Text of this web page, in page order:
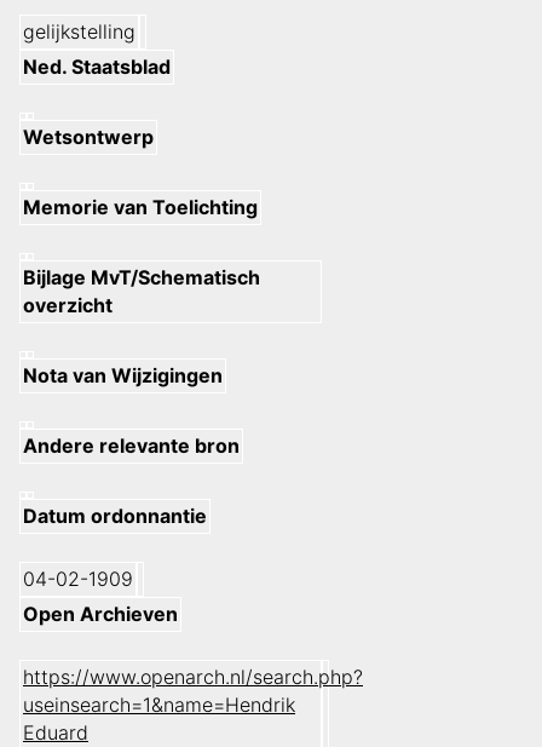
gelijkstelling
Ned. Staatsblad
Wetsontwerp
Memorie van Toelichting
Bijlage MvT/Schematisch
overzicht
Nota van Wijzigingen
Andere relevante bron
Datum ordonnantie
04-02-1909
Open Archieven
https://www.openarch.nl/search.php?
useinsearch=1&name=Hendrik
Eduard